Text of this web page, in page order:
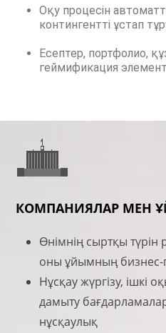
Оқу процесін
контингентті ұстап
Есептер, портфолио,
геймификация
КОМПАНИЯЛАР МЕН
Өнімнің сыртқы түрін
оны ұйымның бизнес-
Нұсқау жүргізу, ішкі
дамыту
нұсқаулық